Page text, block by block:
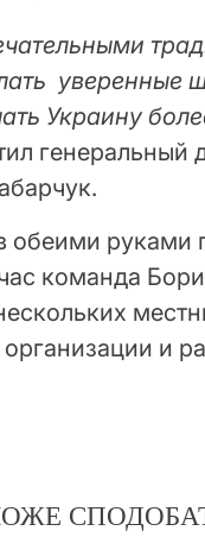
уверенные
Украину
генеральный
обеими руками
команда
и